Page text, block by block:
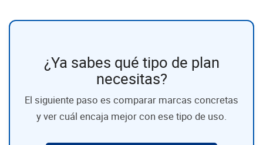
¿Ya sabes qué tipo de plan
necesitas?
El siguiente paso es comparar marcas concretas
y ver cuál encaja mejor con ese tipo de uso.